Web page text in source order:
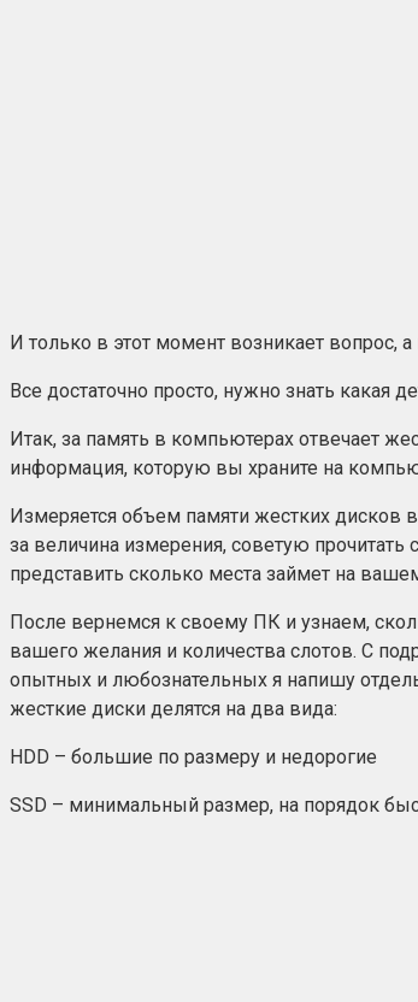
И только в этот момент возникает вопрос,
Все достаточно просто, нужно знать какая
Итак, за память в компьютерах отвечает
информация, которую вы храните на
Измеряется объем памяти жестких дисков в
за величина измерения, советую прочитать
представить сколько места займет на
После вернемся к своему ПК и узнаем,
вашего желания и количества слотов. С
опытных и любознательных я напишу
жесткие диски делятся на два вида:
HDD – большие по размеру и недорогие
SSD – минимальный размер, на порядок